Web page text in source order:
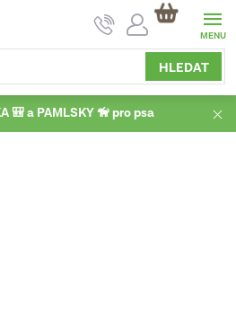
HLEDAT
NÁKUPNÍ
KOŠÍK
🎒 a PAMLSKY 🦮 pro psa